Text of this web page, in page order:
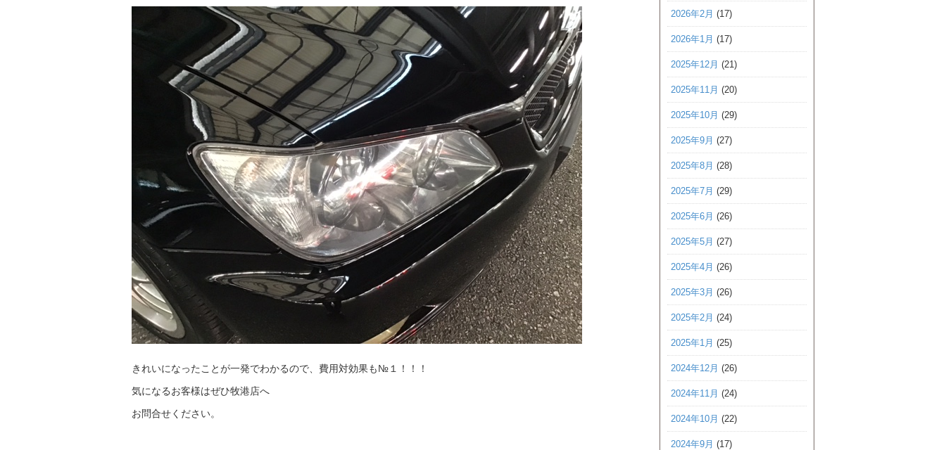
きれいになったことが一発でわかるので、費用対効果も№１！！！
気になるお客様はぜひ牧港店へ
お問合せください。
2026年2月 (17)
2026年1月 (17)
2025年12月 (21)
2025年11月 (20)
2025年10月 (29)
2025年9月 (27)
2025年8月 (28)
2025年7月 (29)
2025年6月 (26)
2025年5月 (27)
2025年4月 (26)
2025年3月 (26)
2025年2月 (24)
2025年1月 (25)
2024年12月 (26)
2024年11月 (24)
2024年10月 (22)
2024年9月 (17)